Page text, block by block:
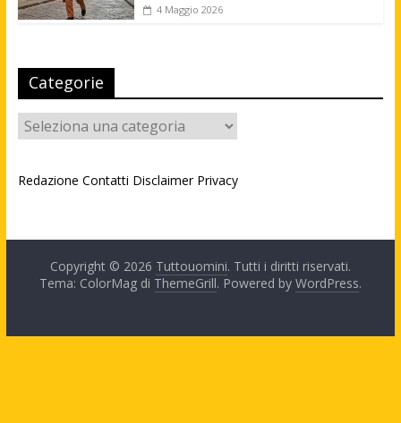
4 Maggio 2026
Categorie
Categorie
Redazione Contatti Disclaimer Privacy
Copyright © 2026 Tuttouomini. Tutti i diritti riservati.
Tema: ColorMag di ThemeGrill. Powered by WordPress.